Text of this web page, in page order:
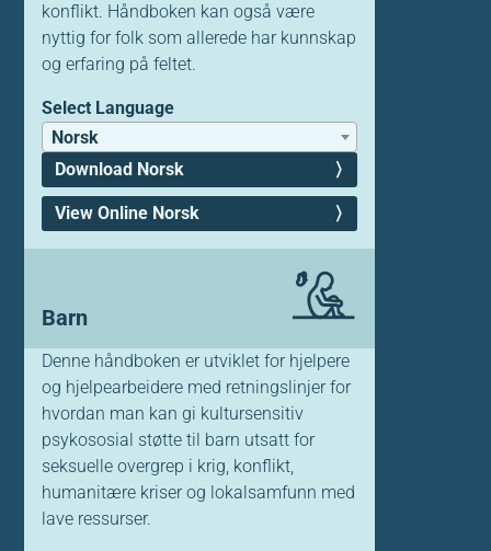
konflikt. Håndboken kan også være
nyttig for folk som allerede har kunnskap
og erfaring på feltet.
Select Language
Norsk
Download Norsk
View Online Norsk
Barn
Denne håndboken er utviklet for hjelpere
og hjelpearbeidere med retningslinjer for
hvordan man kan gi kultursensitiv
psykososial støtte til barn utsatt for
seksuelle overgrep i krig, konflikt,
humanitære kriser og lokalsamfunn med
lave ressurser.